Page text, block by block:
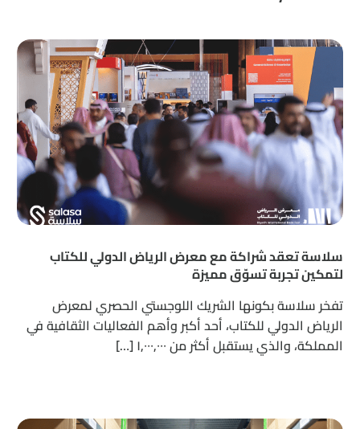
سلاسة تعقد شراكة مع معرض الرياض الدولي للكتاب
لتمكين تجربة تسوّق مميزة
تفخر سلاسة بكونها الشريك اللوجستي الحصري لمعرض
الرياض الدولي للكتاب، أحد أكبر وأهم الفعاليات الثقافية في
المملكة، والذي يستقبل أكثر من ١,٠٠٠,٠٠٠ […]